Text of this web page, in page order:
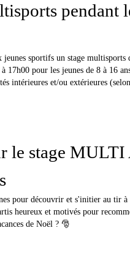
pendant
jeunes sportifs un stage
17h00 pour les jeunes de 8 à 16
intérieures et/ou extérieures
le stage
pour découvrir et s'initier au tir à
heureux et motivés pour
de Noël ? 🎅